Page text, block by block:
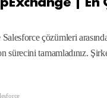
çözümleri
sürecini tamamladınız.